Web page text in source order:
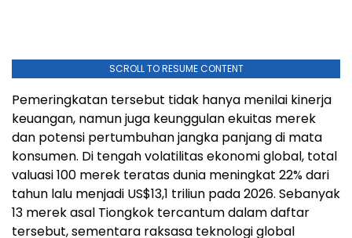
SCROLL TO RESUME CONTENT
Pemeringkatan tersebut tidak hanya menilai kinerja
keuangan, namun juga keunggulan ekuitas merek
dan potensi pertumbuhan jangka panjang di mata
konsumen. Di tengah volatilitas ekonomi global, total
valuasi 100 merek teratas dunia meningkat 22% dari
tahun lalu menjadi US$13,1 triliun pada 2026. Sebanyak
13 merek asal Tiongkok tercantum dalam daftar
tersebut, sementara raksasa teknologi global